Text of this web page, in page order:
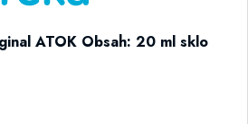
ATOK Obsah: 20 ml sklo